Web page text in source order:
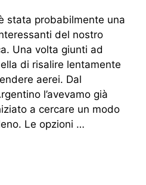
stata probabilmente una
del nostro
Una volta giunti ad
di risalire lentamente
aerei. Dal
l’avevamo già
a cercare un modo
Le opzioni …